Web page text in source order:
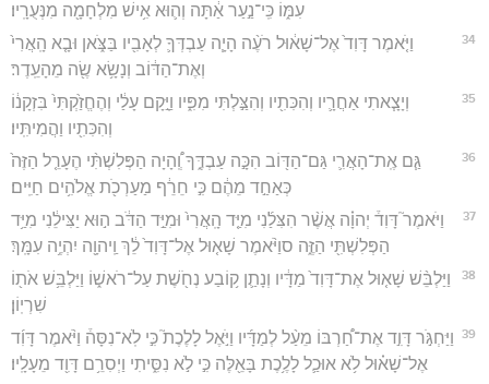
עִמּ֑וֹ כִּֽי־נַ֣עַר אַ֔תָּה וְה֛וּא אִ֥ישׁ מִלְחָמָ֖ה מִנְּעֻרָֽיו׃
34
וַיֹּ֤אמֶר דָּוִד֙ אֶל־שָׁא֔וּל רֹעֶ֨ה הָיָ֧ה עַבְדְּךָ֛ לְאָבִ֖יו בַּצֹּ֑אן וּבָ֤א הָֽאֲרִי֙
וְאֶת־הַדּ֔וֹב וְנָשָׂ֥א שֶׂ֖ה מֵהָעֵֽדֶר׃
35
וְיָצָ֧אתִי אַחֲרָ֛יו וְהִכִּתִ֖יו וְהִצַּ֣לְתִּי מִפִּ֑יו וַיָּ֣קָם עָלַ֔י וְהֶחֱזַ֙קְתִּי֙ בִּזְקָנ֔וֹ
וְהִכִּתִ֖יו וַהֲמִיתִּֽיו׃
36
גַּ֧ם אֶֽת־הָאֲרִ֛י גַּם־הַדּ֖וֹב הִכָּ֣ה עַבְדֶּ֑ךָ וְֽ֠הָיָה הַפְּלִשְׁתִּ֨י הֶעָרֵ֤ל הַזֶּה֙
כְּאַחַ֣ד מֵהֶ֔ם כִּ֣י חֵרֵ֔ף מַעַרְכֹ֖ת אֱלֹהִ֥ים חַיִּֽים׃
37
וַיֹּאמֶר֮ דָּוִד֒ יְהוָ֗ה אֲשֶׁ֨ר הִצִּלַ֜נִי מִיַּ֤ד הָֽאֲרִי֙ וּמִיַּ֣ד הַדֹּ֔ב ה֣וּא יַצִּילֵ֔נִי מִיַּ֥ד
הַפְּלִשְׁתִּ֖י הַזֶּ֑ה סוַיֹּ֨אמֶר שָׁא֤וּל אֶל־דָּוִד֙ לֵ֔ךְ וַֽיהוָ֖ה יִהְיֶ֥ה עִמָּֽךְ׃
38
וַיַּלְבֵּ֨שׁ שָׁא֤וּל אֶת־דָּוִד֙ מַדָּ֔יו וְנָתַ֛ן ק֥וֹבַע נְחֹ֖שֶׁת עַל־רֹאשׁ֑וֹ וַיַּלְבֵּ֥שׁ אֹת֖וֹ
שִׁרְיֽוֹן׃
39
וַיַּחְגֹּ֣ר דָּוִ֣ד אֶת־חַ֠רְבּוֹ מֵעַ֨ל לְמַדָּ֜יו וַיֹּ֣אֶל לָלֶכֶת֮ כִּ֣י לֹֽא־נִסָּה֒ וַיֹּ֨אמֶר דָּוִ֜ד
אֶל־שָׁא֗וּל לֹ֥א אוּכַ֛ל לָלֶ֥כֶת בָּאֵ֖לֶּה כִּ֣י לֹ֣א נִסִּ֑יתִי וַיְסִרֵ֥ם דָּוִ֖ד מֵעָלָֽיו׃